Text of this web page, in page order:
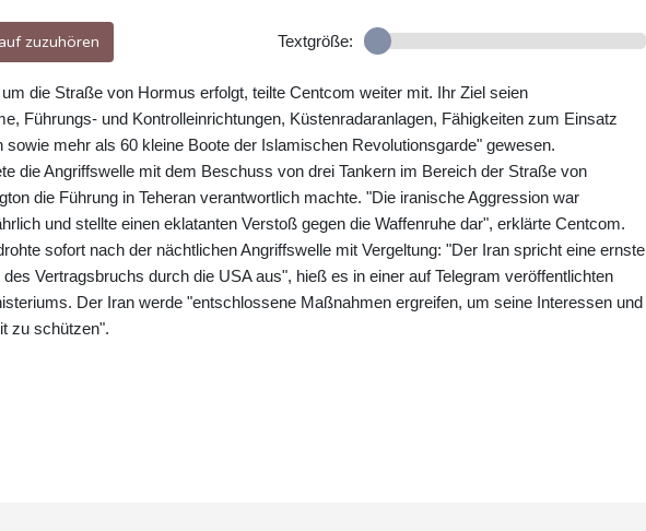
zuzuhören Textgröße:
die Straße von Hormus erfolgt, teilte Centcom weiter mit. Ihr Ziel seien
Führungs- und Kontrolleinrichtungen, Küstenradaranlagen, Fähigkeiten zum Einsatz
sowie mehr als 60 kleine Boote der Islamischen Revolutionsgarde" gewesen.
die Angriffswelle mit dem Beschuss von drei Tankern im Bereich der Straße von
die Führung in Teheran verantwortlich machte. "Die iranische Aggression war
und stellte einen eklatanten Verstoß gegen die Waffenruhe dar", erklärte Centcom.
sofort nach der nächtlichen Angriffswelle mit Vergeltung: "Der Iran spricht eine ernste
Vertragsbruchs durch die USA aus", hieß es in einer auf Telegram veröffentlichten
Der Iran werde "entschlossene Maßnahmen ergreifen, um seine Interessen und
zu schützen".